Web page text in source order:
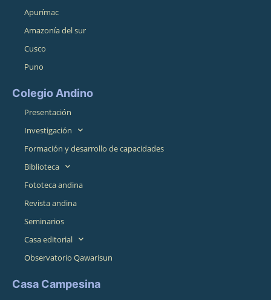
Apurímac
Amazonía del sur
Cusco
Puno
Colegio Andino
Presentación
Investigación
Formación y desarrollo de capacidades
Biblioteca
Fototeca andina
Revista andina
Seminarios
Casa editorial
Observatorio Qawarisun
Casa Campesina